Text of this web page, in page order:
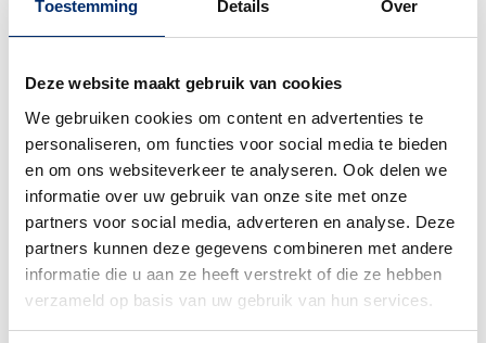
Toestemming Details Over
Deze website maakt gebruik van cookies
We gebruiken cookies om content en advertenties te
personaliseren, om functies voor social media te bieden
en om ons websiteverkeer te analyseren. Ook delen we
informatie over uw gebruik van onze site met onze
partners voor social media, adverteren en analyse. Deze
partners kunnen deze gegevens combineren met andere
informatie die u aan ze heeft verstrekt of die ze hebben
verzameld op basis van uw gebruik van hun services.
Duurzaam
We verpakken onze producten zorgvuldig
en duurzaam met hergebruikt karton en
papier.Vanaf € 55,-wordt jouw bestelling
ook nog eens helemaalgratis verzonden.